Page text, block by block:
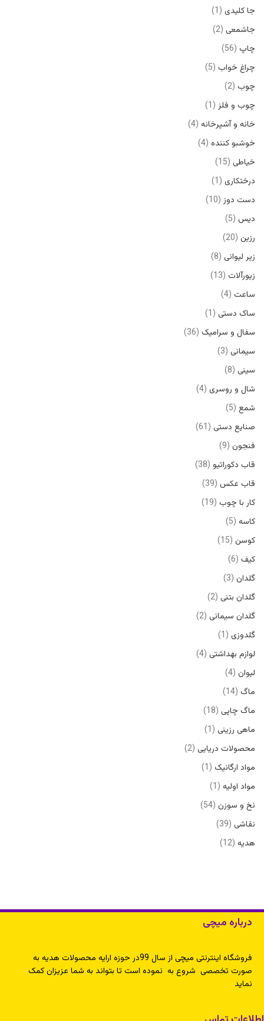
جا کلیدی 1
جاشمعی 2
چاپ 56
چراغ خواب 5
چوب 2
چوب و فلز 1
خانه و آشپرخانه 4
خوشبو کننده 4
خیاطی 15
درختکاری 1
دست دوز 10
دیس 5
رزین 20
زیر لیوانی 8
زیورآلات 13
ساعت 4
ساک دستی 1
سفال و سرامیک 36
سیمانی 3
سینی 8
شال و روسری 4
شمع 5
صنایع دستی 61
فنجون 9
قاب دکوراتیو 38
قاب عکس 39
کار با چوب 19
کاسه 5
کوسن 15
کیف 6
گلدان 3
گلدان بتنی 2
گلدان سیمانی 2
گلدوزی 1
لوازم بهداشتی 4
لیوان 4
ماگ 14
ماگ چاپی 18
ماهی رزینی 1
محصولات دریایی 2
مواد ارگانیک 1
مواد اولیه 1
نخ و سوزن 54
نقاشی 39
هدیه 12
درباره میچی
فروشگاه اینترنتی میچی از سال 99در حوزه ارایه محصولات هدیه به
صورت تخصصی شروع به نموده است تا بتواند به شما عزیزان کمک
نماید